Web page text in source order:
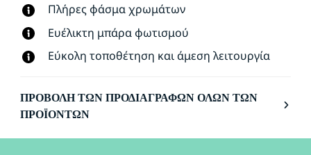
το εφέ φωτισμού.
Πλήρες φάσμα χρωμάτων
Ευέλικτη μπάρα φωτισμού
Εύκολη τοποθέτηση και άμεση λειτουργία
ΠΡΟΒΟΛΉ ΤΩΝ ΠΡΟΔΙΑΓΡΑΦΏΝ ΌΛΩΝ ΤΩΝ
ΠΡΟΪΌΝΤΩΝ